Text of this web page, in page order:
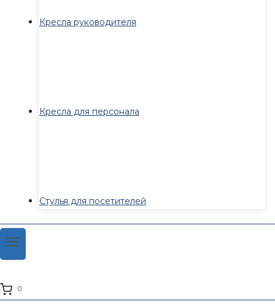
Кресла руководителя
Кресла для персонала
Стулья для посетителей
0